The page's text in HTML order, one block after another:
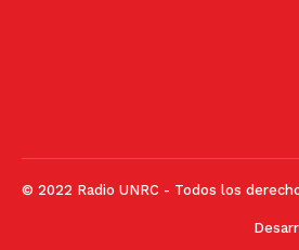
© 2022 Radio UNRC - Todos los